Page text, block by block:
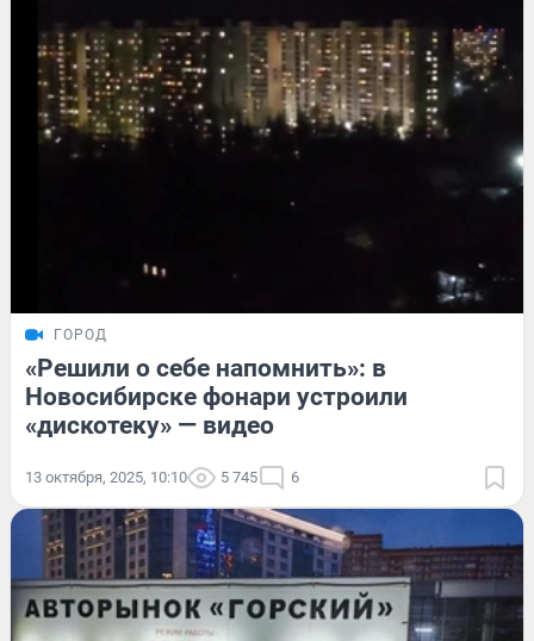
ГОРОД
«Решили о себе напомнить»: в
Новосибирске фонари устроили
«дискотеку» — видео
13 октября, 2025, 10:10 5 745 6